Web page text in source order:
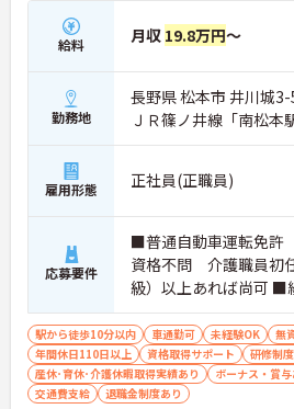
給料 月収 19.8万円～
勤務地
長野県 松本市 井川城
ＪＲ篠ノ井線「南松本
雇用形態 正社員(正職員)
応募要件
■普通自動車運転免許
資格不問 介護職員初
級）以上あれば尚可 ■
入社半年以内に会社負
研修受講
駅から徒歩10分以内 車通勤可 未経験OK 無
年間休日110日以上
資格取得サポート
研修制
産休･育休･介護休暇取得実績あり
ボーナス・賞与
交通費支給
退職金制度あり